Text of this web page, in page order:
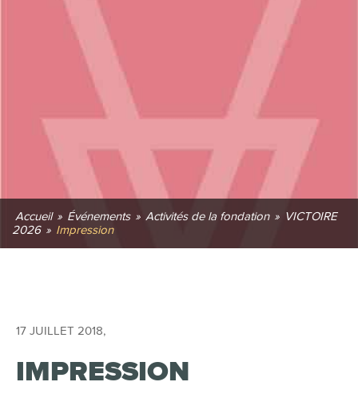
Accueil » Événements » Activités de la fondation » VICTOIRE
2026 » Impression
17 JUILLET 2018,
IMPRESSION